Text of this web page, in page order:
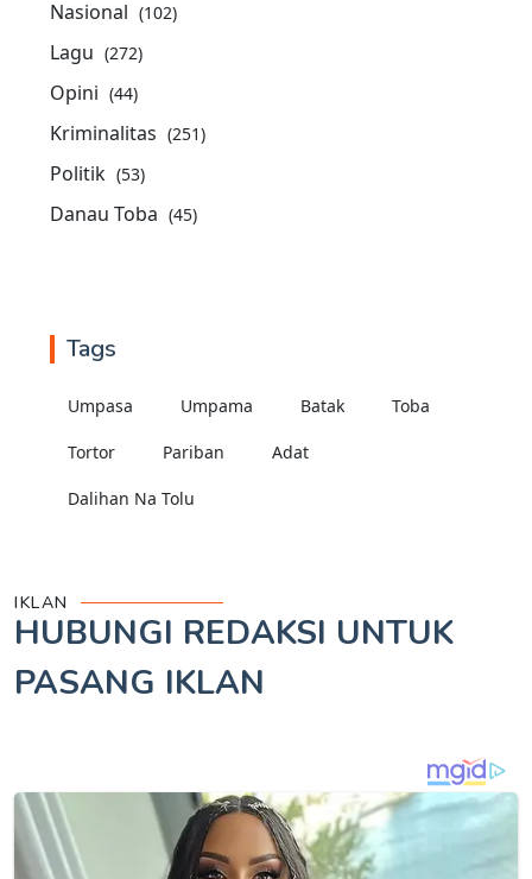
Nasional (102)
Lagu (272)
Opini (44)
Kriminalitas (251)
Politik (53)
Danau Toba (45)
Tags
Umpasa Umpama Batak Toba
Tortor Pariban Adat
Dalihan Na Tolu
IKLAN
HUBUNGI REDAKSI UNTUK
PASANG IKLAN